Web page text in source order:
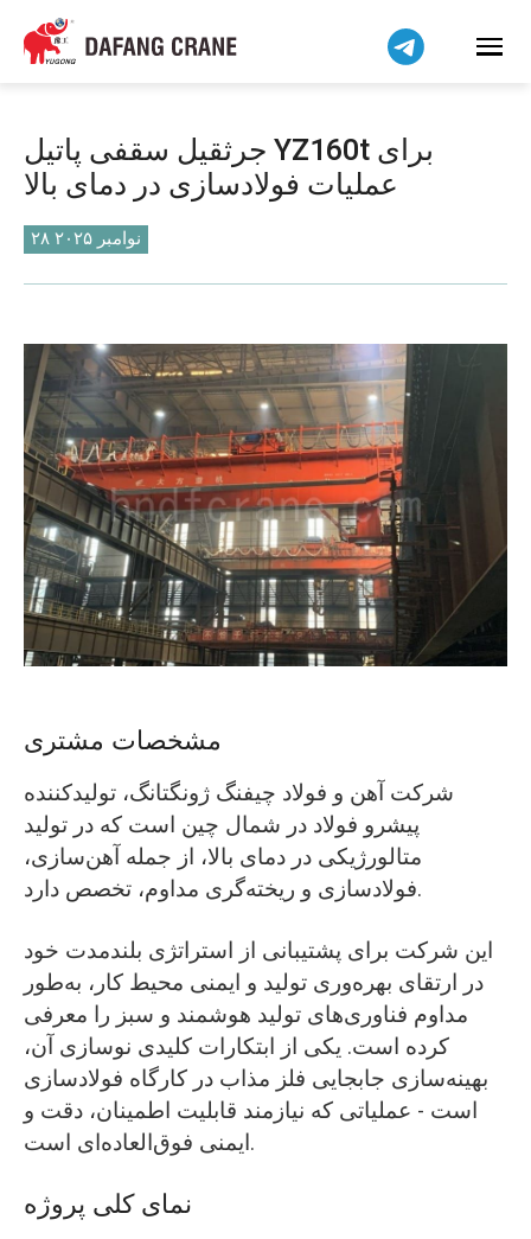
جرثقیل سقفی پاتیل YZ160t برای
عملیات فولادسازی در دمای بالا
۲۸ نوامبر ۲۰۲۵
مشخصات مشتری
شرکت آهن و فولاد چیفنگ ژونگتانگ، تولیدکننده
پیشرو فولاد در شمال چین است که در تولید
متالورژیکی در دمای بالا، از جمله آهن‌سازی،
فولادسازی و ریخته‌گری مداوم، تخصص دارد.
این شرکت برای پشتیبانی از استراتژی بلندمدت خود
در ارتقای بهره‌وری تولید و ایمنی محیط کار، به‌طور
مداوم فناوری‌های تولید هوشمند و سبز را معرفی
کرده است. یکی از ابتکارات کلیدی نوسازی آن،
بهینه‌سازی جابجایی فلز مذاب در کارگاه فولادسازی
است - عملیاتی که نیازمند قابلیت اطمینان، دقت و
ایمنی فوق‌العاده‌ای است.
نمای کلی پروژه
हिन्दी
Bahasa Indonesia
简体中文
বাংলা
Pilipino
اردو
Čeština
Беларуская мова
Kiswahili
Dansk
Norsk
O‘zbekcha